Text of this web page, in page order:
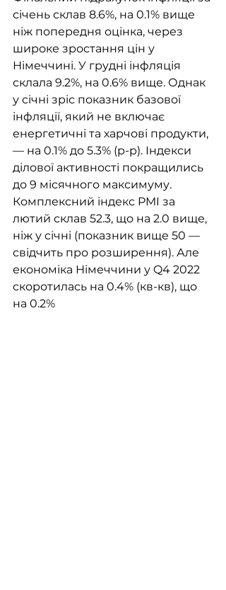
січень склав 8.6%, на 0.1% вище
ніж попередня оцінка, через
широке зростання цін у
Німеччині. У грудні інфляція
склала 9.2%, на 0.6% вище. Однак
у січні зріс показник базової
інфляції, який не включає
енергетичні та харчові продукти,
— на 0.1% до 5.3% (р-р). Індекси
ділової активності покращились
до 9 місячного максимуму.
Комплексний індекс PMI за
лютий склав 52.3, що на 2.0 вище,
ніж у січні (показник вище 50 —
свідчить про розширення). Але
економіка Німеччини у Q4 2022
скоротилась на 0.4% (кв-кв), що
на 0.2%